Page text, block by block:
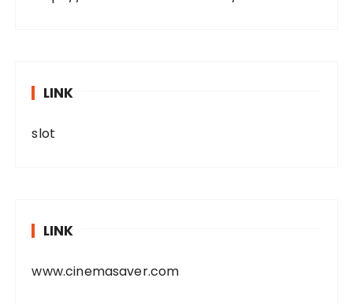
LINK
slot
LINK
www.cinemasaver.com